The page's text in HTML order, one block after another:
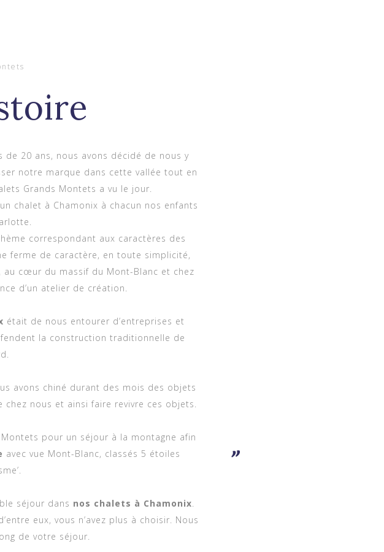
20 ans, nous avons décidé de nous y
notre marque dans cette vallée tout en
Grands Montets a vu le jour.
chalet à Chamonix à chacun nos enfants
correspondant aux caractères des
ferme de caractère, en toute simplicité,
au cœur du massif du Mont-Blanc et chez
d’un atelier de création.
était de nous entourer d’entreprises et
la construction traditionnelle de
avons chiné durant des mois des objets
nous et ainsi faire revivre ces objets.
pour un séjour à la montagne afin
avec vue Mont-Blanc, classés 5 étoiles
séjour dans nos chalets à Chamonix.
eux, vous n’avez plus à choisir. Nous
de votre séjour.